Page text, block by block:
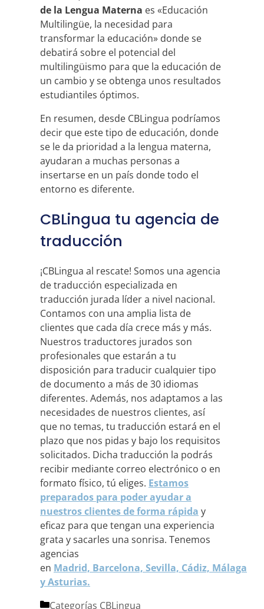
de la Lengua Materna es «Educación
Multilingüe, la necesidad para
transformar la educación» donde se
debatirá sobre el potencial del
multilingüismo para que la educación de
un cambio y se obtenga unos resultados
estudiantiles óptimos.
En resumen, desde CBLingua podríamos
decir que este tipo de educación, donde
se le da prioridad a la lengua materna,
ayudaran a muchas personas a
insertarse en un país donde todo el
entorno es diferente.
CBLingua tu agencia de
traducción
¡CBLingua al rescate! Somos una agencia
de traducción especializada en
traducción jurada líder a nivel nacional.
Contamos con una amplia lista de
clientes que cada día crece más y más.
Nuestros traductores jurados son
profesionales que estarán a tu
disposición para traducir cualquier tipo
de documento a más de 30 idiomas
diferentes. Además, nos adaptamos a las
necesidades de nuestros clientes, así
que no temas, tu traducción estará en el
plazo que nos pidas y bajo los requisitos
solicitados. Dicha traducción la podrás
recibir mediante correo electrónico o en
formato físico, tú eliges. Estamos
preparados para poder ayudar a
nuestros clientes de forma rápida y
eficaz para que tengan una experiencia
grata y sacarles una sonrisa. Tenemos
agencias
en Madrid, Barcelona, Sevilla, Cádiz, Málaga
yAsturias.
Categorías CBLingua